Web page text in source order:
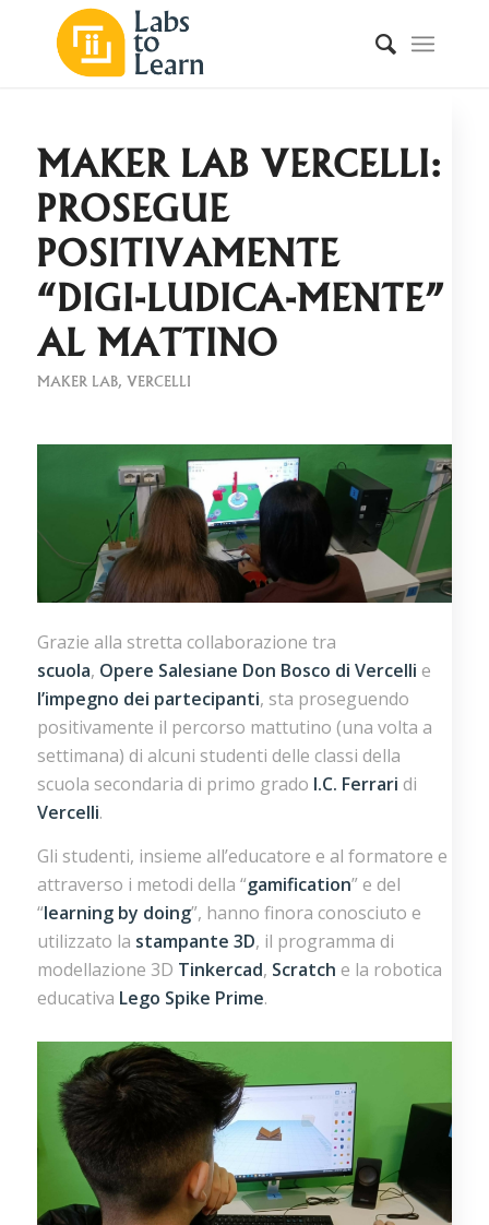
MAKER LAB VERCELLI:
PROSEGUE
POSITIVAMENTE
“DIGI-LUDICA-MENTE”
AL MATTINO
MAKER LAB, VERCELLI
Grazie alla stretta collaborazione tra
scuola, Opere Salesiane Don Bosco di Vercelli e
l’impegno dei partecipanti, sta proseguendo
positivamente il percorso mattutino (una volta a
settimana) di alcuni studenti delle classi della
scuola secondaria di primo grado I.C. Ferrari di
Vercelli.
Gli studenti, insieme all’educatore e al formatore e
attraverso i metodi della “gamification” e del
“learning by doing”, hanno finora conosciuto e
utilizzato la stampante 3D, il programma di
modellazione 3D Tinkercad, Scratch e la robotica
educativa Lego Spike Prime.